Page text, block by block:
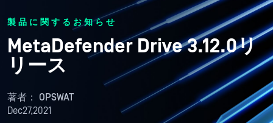
製品に関するお知らせ
MetaDefender Drive 3.12.0リ
リース
著者： OPSWAT
Dec27,2021